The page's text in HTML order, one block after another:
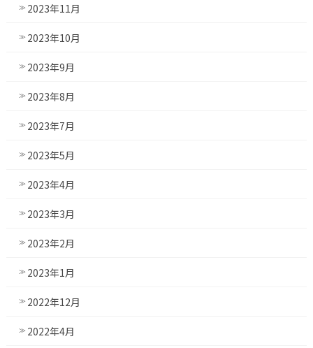
2023年11月
2023年10月
2023年9月
2023年8月
2023年7月
2023年5月
2023年4月
2023年3月
2023年2月
2023年1月
2022年12月
2022年4月